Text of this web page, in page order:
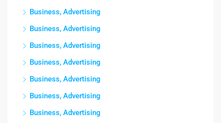
Business, Advertising
Business, Advertising
Business, Advertising
Business, Advertising
Business, Advertising
Business, Advertising
Business, Advertising